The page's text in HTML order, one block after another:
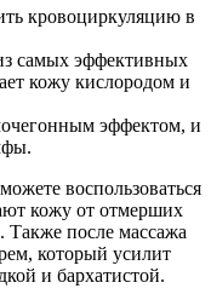
кровоциркуляцию в
самых эффективных
кожу кислородом и
эффектом, и
воспользоваться
кожу от отмерших
Также после массажа
который усилит
и бархатистой.